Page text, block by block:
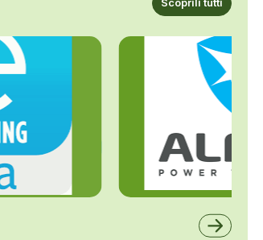
Scoprili tutti